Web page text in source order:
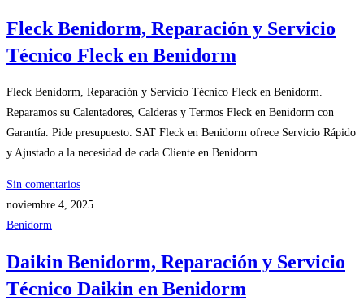
Fleck Benidorm, Reparación y Servicio
Técnico Fleck en Benidorm
Fleck Benidorm, Reparación y Servicio Técnico Fleck en Benidorm.
Reparamos su Calentadores, Calderas y Termos Fleck en Benidorm con
Garantía. Pide presupuesto. SAT Fleck en Benidorm ofrece Servicio Rápido
y Ajustado a la necesidad de cada Cliente en Benidorm.
Sin comentarios
noviembre 4, 2025
Benidorm
Daikin Benidorm, Reparación y Servicio
Técnico Daikin en Benidorm